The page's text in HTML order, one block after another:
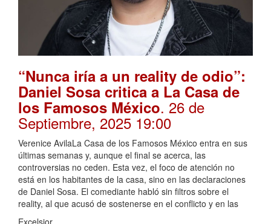
“Nunca iría a un reality de odio”:
Daniel Sosa critica a La Casa de
los Famosos México. 26 de
Septiembre, 2025 19:00
Verenice AvilaLa Casa de los Famosos México entra en sus
últimas semanas y, aunque el final se acerca, las
controversias no ceden. Esta vez, el foco de atención no
está en los habitantes de la casa, sino en las declaraciones
de Daniel Sosa. El comediante habló sin filtros sobre el
reality, al que acusó de sostenerse en el conflicto y en las
Excelsior